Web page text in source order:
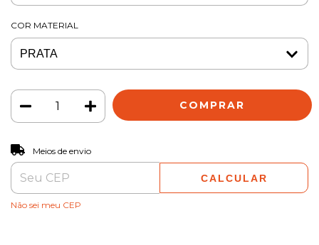
COR MATERIAL
Entregas para o CEP:
Meios de envio
CALCULAR
Não sei meu CEP